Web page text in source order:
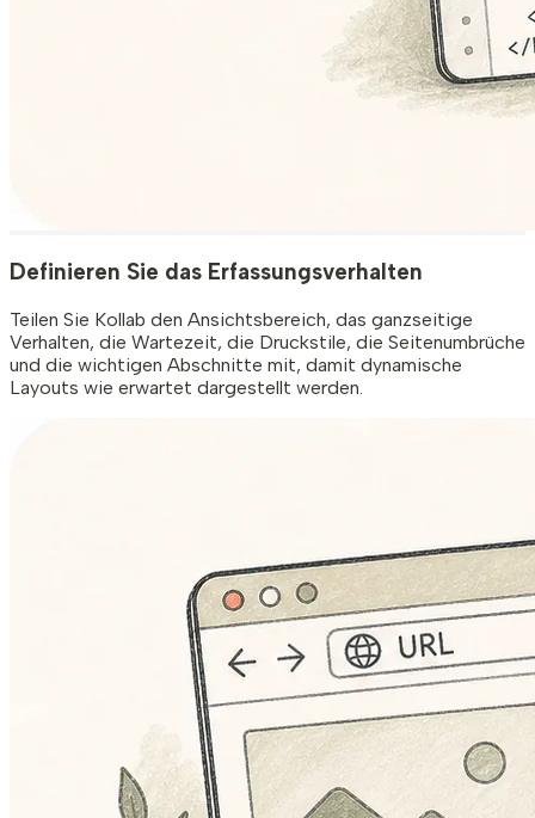
Definieren Sie das Erfassungsverhalten
Teilen Sie Kollab den Ansichtsbereich, das ganzseitige
Verhalten, die Wartezeit, die Druckstile, die Seitenumbrüche
und die wichtigen Abschnitte mit, damit dynamische
Layouts wie erwartet dargestellt werden.